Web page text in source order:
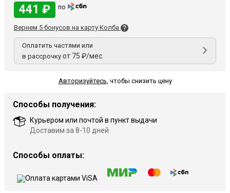
441 ₽ по
Вернем 5 бонусов на карту Колба
Оплатить частями или
в рассрочку от 75 ₽/мес
Авторизуйтесь, чтобы снизить цену
Способы получения:
Курьером или почтой в пункт выдачи
Доставим за 8-10 дней
Способы оплаты: